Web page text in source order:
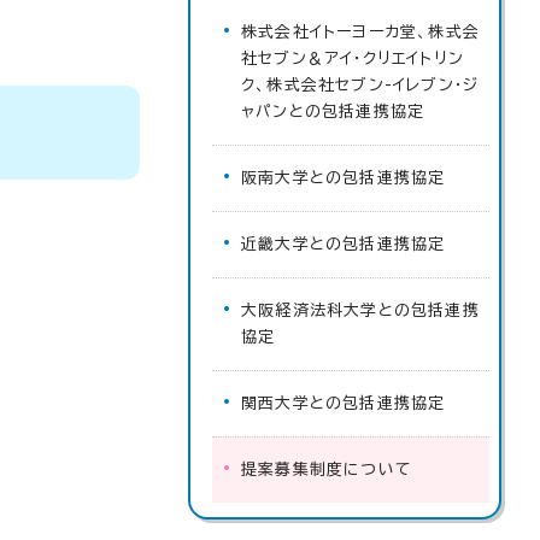
株式会社イトーヨーカ堂、株式会
社セブン＆アイ・クリエイトリン
ク、株式会社セブン-イレブン・ジ
ャパンとの包括連携協定
阪南大学との包括連携協定
近畿大学との包括連携協定
大阪経済法科大学との包括連携
協定
関西大学との包括連携協定
提案募集制度について